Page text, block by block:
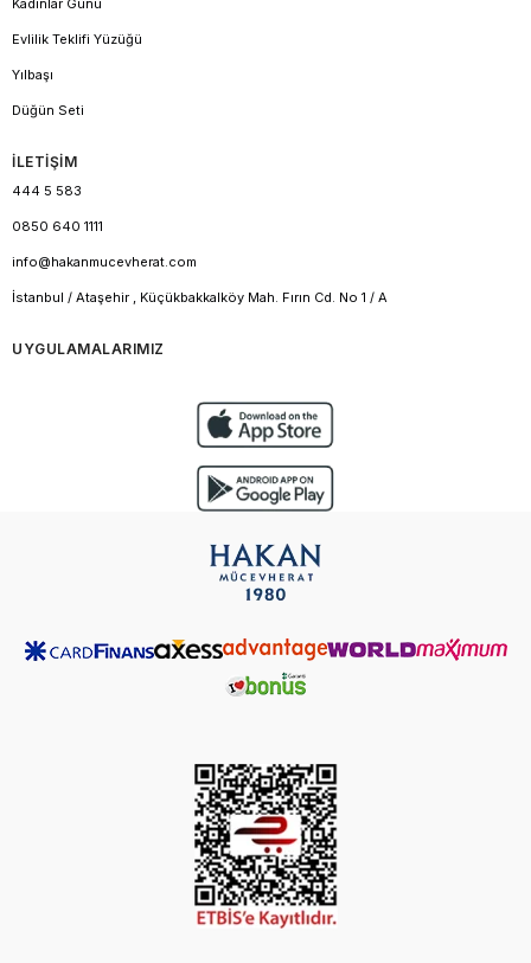
Kadınlar Günü
Evlilik Teklifi Yüzüğü
Yılbaşı
Düğün Seti
İLETİŞİM
444 5 583
0850 640 1111
info@hakanmucevherat.com
İstanbul / Ataşehir , Küçükbakkalköy Mah. Fırın Cd. No 1 / A
UYGULAMALARIMIZ